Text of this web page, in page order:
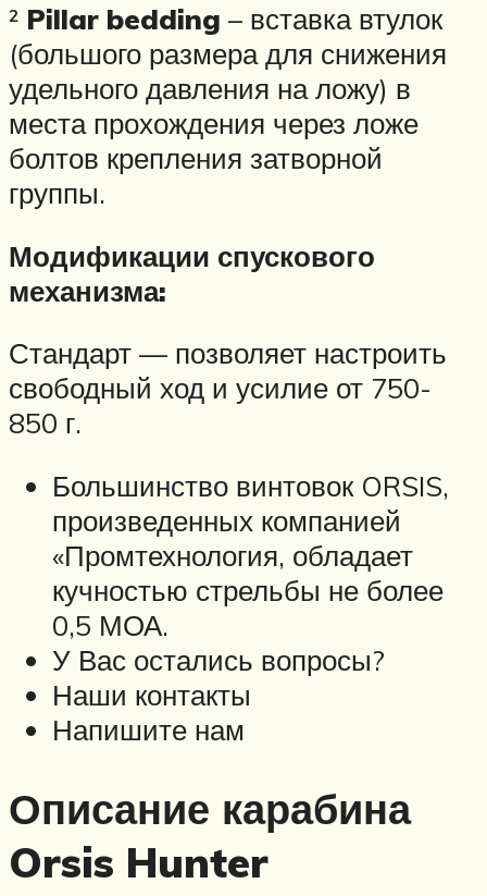
² Pillar bedding – вставка втулок
(большого размера для снижения
удельного давления на ложу) в
места прохождения через ложе
болтов крепления затворной
группы.
Модификации спускового
механизма:
Стандарт — позволяет настроить
свободный ход и усилие от 750-
850 г.
Большинство винтовок ORSIS,
произведенных компанией
«Промтехнология, обладает
кучностью стрельбы не более
0,5 МОА.
У Вас остались вопросы?
Наши контакты
Напишите нам
Описание карабина
Orsis Hunter